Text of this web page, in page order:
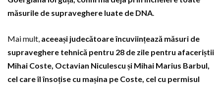
măsurile de supraveghere luate de DNA.
Mai mult, aceeași judecătoare încuviințează măsuri de
supraveghere tehnică pentru 28 de zile pentru afaceriștii
Mihai Coste, Octavian Niculescu și Mihai Marius Barbul,
cel care îl însoțise cu mașina pe Coste, cel cu permisul